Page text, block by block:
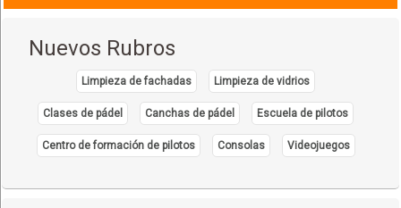
Nuevos Rubros
Limpieza de fachadas Limpieza de vidrios
Clases de pádel Canchas de pádel Escuela de pilotos
Centro de formación de pilotos Consolas Videojuegos